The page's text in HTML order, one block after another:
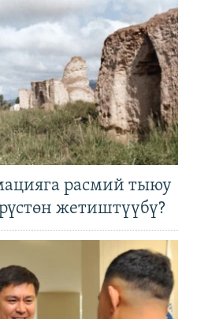
расмий тыюу
жетиштүүбү?